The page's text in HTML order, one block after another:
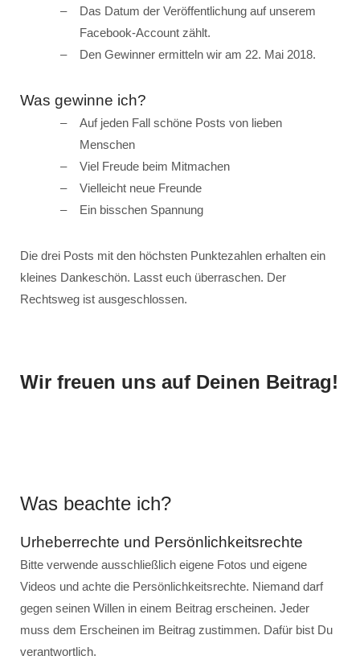
Das Datum der Veröffentlichung auf unserem
Facebook-Account zählt.
Den Gewinner ermitteln wir am 22. Mai 2018.
Was gewinne ich?
Auf jeden Fall schöne Posts von lieben
Menschen
Viel Freude beim Mitmachen
Vielleicht neue Freunde
Ein bisschen Spannung
Die drei Posts mit den höchsten Punktezahlen erhalten ein
kleines Dankeschön. Lasst euch überraschen. Der
Rechtsweg ist ausgeschlossen.
Wir freuen uns auf Deinen Beitrag!
Was beachte ich?
Urheberrechte und Persönlichkeitsrechte
Bitte verwende ausschließlich eigene Fotos und eigene
Videos und achte die Persönlichkeitsrechte. Niemand darf
gegen seinen Willen in einem Beitrag erscheinen. Jeder
muss dem Erscheinen im Beitrag zustimmen. Dafür bist Du
verantwortlich.